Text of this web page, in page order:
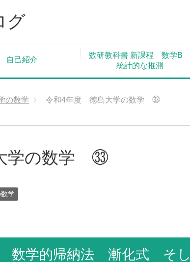
グ
自己紹介
数研教科書 新課程 数学B
統計的な推測
の数学 令和4年度 徳島大学の数学 ㉝
学の数学 ㉝
学
数学的帰納法 漸化式 そし